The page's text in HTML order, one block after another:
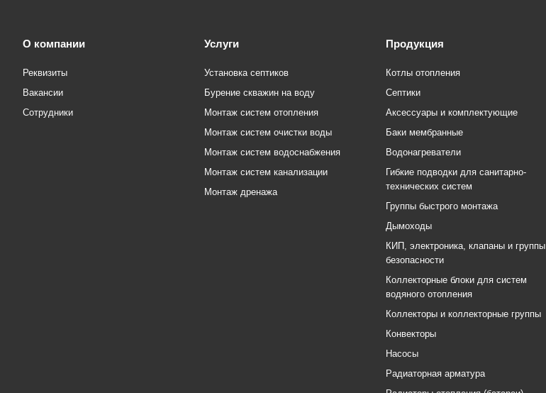
О компании
Реквизиты
Вакансии
Сотрудники
Услуги
Установка септиков
Бурение скважин на воду
Монтаж систем отопления
Монтаж систем очистки воды
Монтаж систем водоснабжения
Монтаж систем канализации
Монтаж дренажа
Продукция
Котлы отопления
Септики
Аксессуары и комплектующие
Баки мембранные
Водонагреватели
Гибкие подводки для санитарно-
технических систем
Группы быстрого монтажа
Дымоходы
КИП, электроника, клапаны и группы
безопасности
Коллекторные блоки для систем
водяного отопления
Коллекторы и коллекторные группы
Конвекторы
Насосы
Радиаторная арматура